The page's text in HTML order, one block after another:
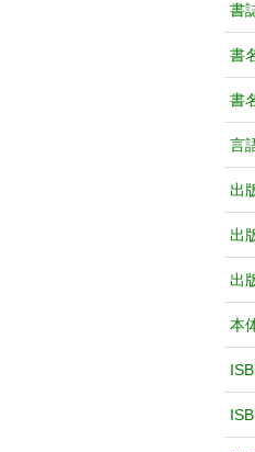
書
書
書
言
出
出
出
本